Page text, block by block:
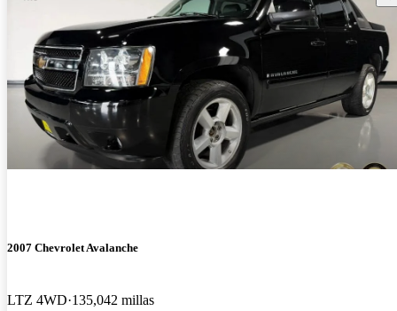
2007 Chevrolet Avalanche
LTZ 4WD 135,042 millas